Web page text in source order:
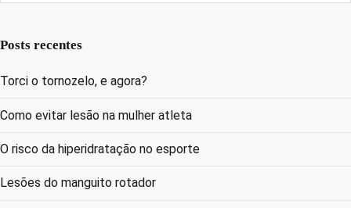
Posts recentes
Torci o tornozelo, e agora?
Como evitar lesão na mulher atleta
O risco da hiperidratação no esporte
Lesões do manguito rotador